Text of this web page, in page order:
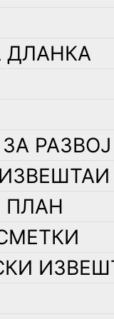
ДЛАНКА
РАЗВОЈ
ПЛАН